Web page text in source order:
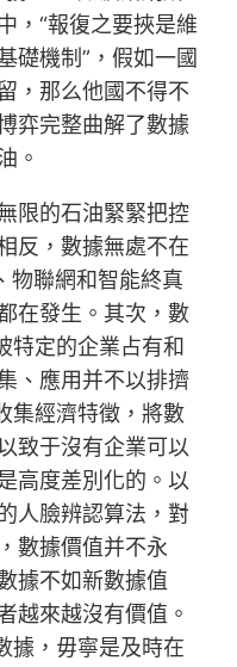
，“報復之要挾是維
礎機制”，假如一國
，那么他國不得不
弈完整曲解了數據
。
限的石油緊緊把控
反，數據無處不在
物聯網和智能終真
在發生。其次，數
特定的企業占有和
、應用并不以排擠
集經濟特徵，將數
致于沒有企業可以
高度差別化的。以
人臉辨認算法，對
數據價值并不永
據不如新數據值
越來越沒有價值。
據，毋寧是及時在